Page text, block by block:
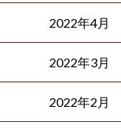
2022年4月
2022年3月
2022年2月